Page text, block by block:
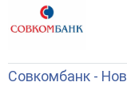
Совкомбанк -